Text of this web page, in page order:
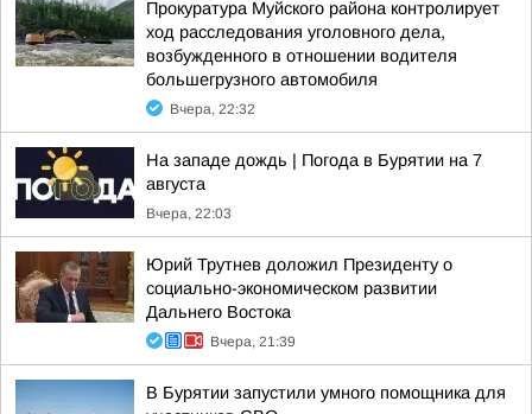
Прокуратура Муйского района контролирует
ход расследования уголовного дела,
возбужденного в отношении водителя
большегрузного автомобиля
Вчера, 22:32
На западе дождь | Погода в Бурятии на 7
августа
Вчера, 22:03
Юрий Трутнев доложил Президенту о
социально-экономическом развитии
Дальнего Востока
Вчера, 21:39
В Бурятии запустили умного помощника для